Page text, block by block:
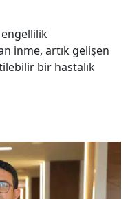
engellilik
inme, artık gelişen
bir hastalık